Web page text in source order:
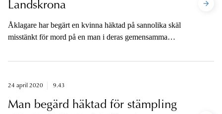
Landskrona
Åklagare har begärt en kvinna häktad på sannolika skäl
misstänkt för mord på en man i deras gemensamma
24 april 2020 9.43
Man begärd häktad för stämpling